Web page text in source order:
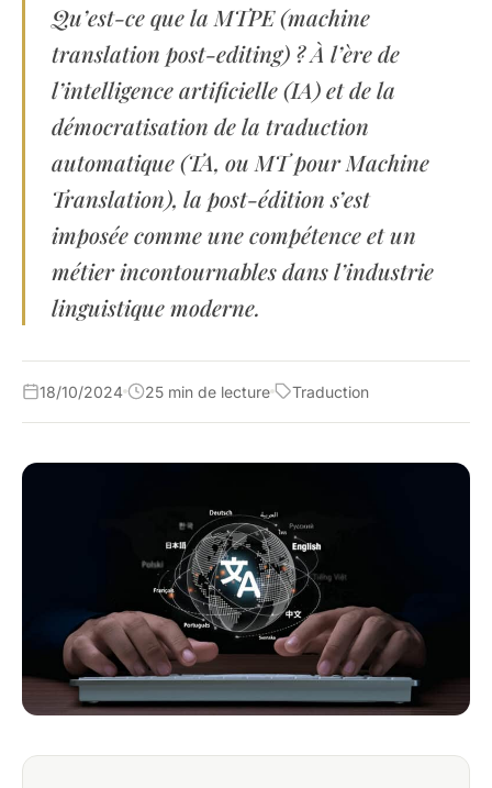
Qu’est-ce que la MTPE (machine
translation post-editing) ? À l’ère de
l’intelligence artificielle (IA) et de la
démocratisation de la traduction
automatique (TA, ou MT pour Machine
Translation), la post-édition s’est
imposée comme une compétence et un
métier incontournables dans l’industrie
linguistique moderne.
18/10/2024 25 min de lecture Traduction